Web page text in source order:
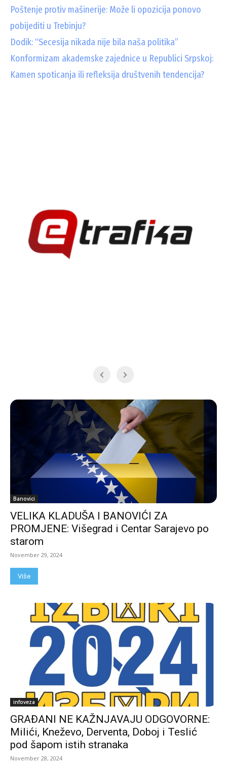
Poštenje protiv mašinerije: Može li opozicija ponovo
pobijediti u Trebinju?
Dodik: “Secesija nikada nije bila naša politika”
Konformizam akademske zajednice u Republici Srpskoj:
Kamen spoticanja ili refleksija društvenih tendencija?
Banovici
VELIKA KLADUŠA I BANOVIĆI ZA
PROMJENE: Višegrad i Centar Sarajevo po
starom
November 29, 2024
Više
infoveza
GRAĐANI NE KAŽNJAVAJU ODGOVORNE:
Milići, Kneževo, Derventa, Doboj i Teslić
pod šapom istih stranaka
November 28, 2024